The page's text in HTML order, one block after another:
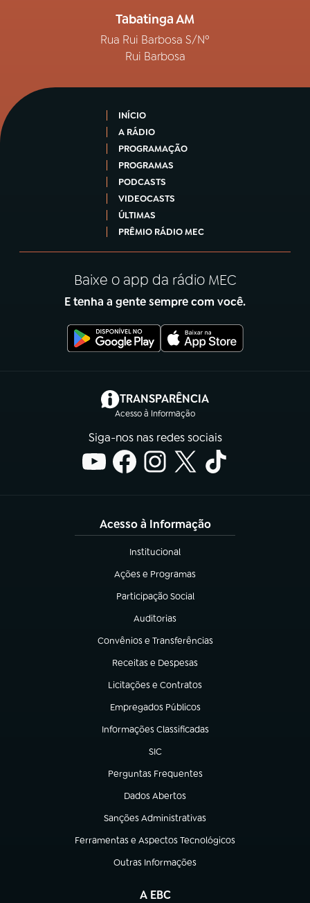
Tabatinga AM
Rua Rui Barbosa S/Nº
Rui Barbosa
INÍCIO
A RÁDIO
PROGRAMAÇÃO
PROGRAMAS
PODCASTS
VIDEOCASTS
ÚLTIMAS
PRÊMIO RÁDIO MEC
Baixe o app da rádio MEC
E tenha a gente sempre com você.
TRANSPARÊNCIA
Acesso à Informação
(abre em nova aba)
Siga-nos nas redes sociais
Acesso à Informação
Institucional
(abre em nova aba)
Ações e Programas
(abre em nova aba)
Participação Social
(abre em nova aba)
Auditorias
(abre em nova aba)
Convênios e Transferências
(abre em nova aba)
Receitas e Despesas
(abre em nova aba)
Licitações e Contratos
(abre em nova aba)
Empregados Públicos
(abre em nova aba)
Informações Classificadas
(abre em nova aba)
SIC
(abre em nova aba)
Perguntas Frequentes
(abre em nova aba)
Dados Abertos
(abre em nova aba)
Sanções Administrativas
(abre em nova aba)
Ferramentas e Aspectos Tecnológicos
(abre em nova aba)
Outras Informações
(abre em nova aba)
A EBC